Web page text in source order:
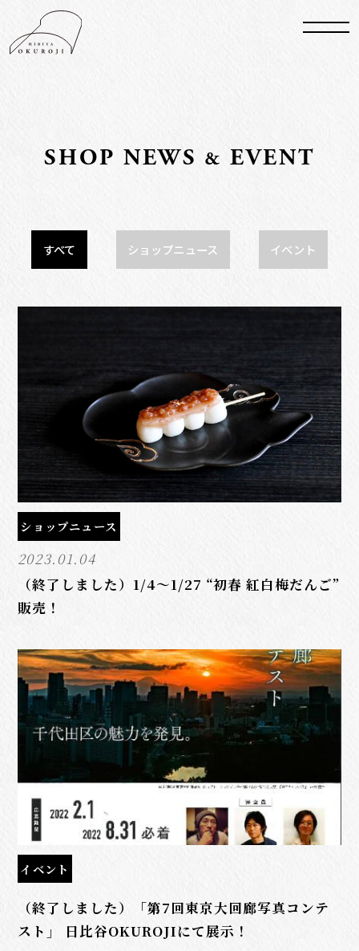
SHOP NEWS & EVENT
すべて ショップニュース イベント
ショップニュース
2023.01.04
（終了しました）1/4～1/27 “初春 紅白梅だんご”
販売！
イベント
（終了しました）「第7回東京大回廊写真コンテ
スト」 日比谷OKUROJIにて展示！